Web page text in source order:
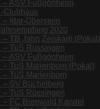
– ASV Fußgönheim
Clubhaus
– Idar-Oberstein
2020
– TB Jahn Zeiskam (Pokal)
– TuS Rüssingen
– ASV Fußgönheim
– TuS Marienborn (Pokal)
– TuS Marienborn
– SV Büchelberg
– TuS Rüssingen
– FC Bienwald Kandel